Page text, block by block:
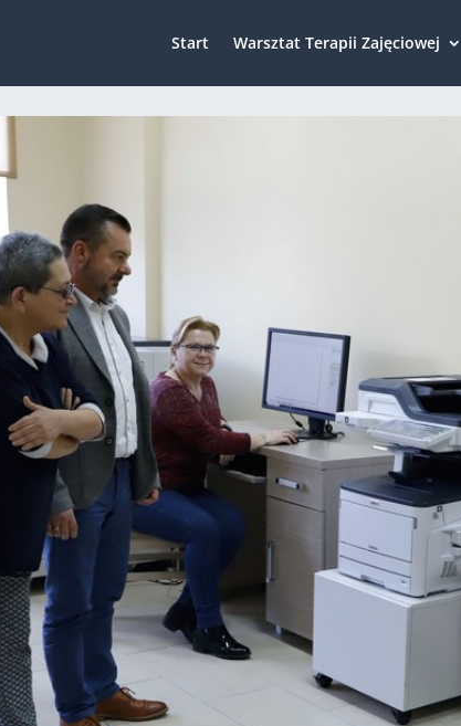
Start Warsztat Terapii Zajęciowej